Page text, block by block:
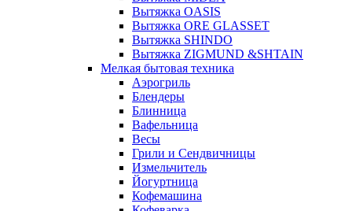
Вытяжка OASIS
Вытяжка ORE GLASSET
Вытяжка SHINDO
Вытяжка ZIGMUND &SHTAIN
Мелкая бытовая техника
Аэрогриль
Блендеры
Блинница
Вафельница
Весы
Грили и Сендвичницы
Измельчитель
Йогуртница
Кофемашина